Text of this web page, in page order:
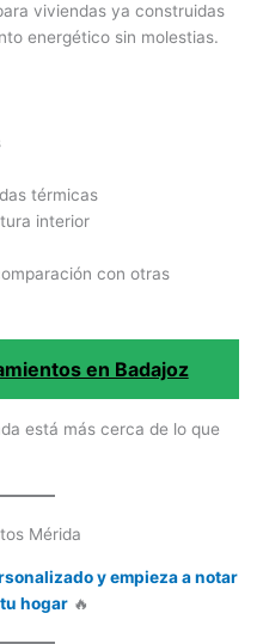
viviendas ya construidas
energético sin molestias.
térmicas
interior
con otras
en Badajoz
está más cerca de lo que
y empieza a notar
hogar 🔥